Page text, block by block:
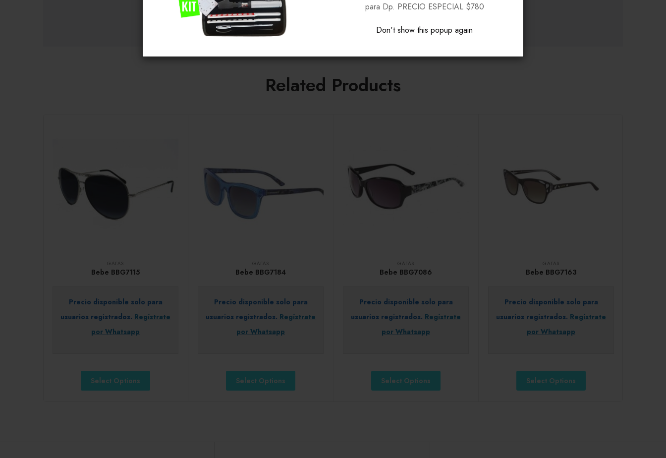
para Dp. PRECIO ESPECIAL $780
Don't show this popup again
Related Products
GAFAS
Bebe BBG7115
Precio disponible solo para
usuarios registrados. Regístrate
por Whatsapp
Select Options
GAFAS
Bebe BBG7184
Precio disponible solo para
usuarios registrados. Regístrate
por Whatsapp
Select Options
GAFAS
Bebe BBG7086
Precio disponible solo para
usuarios registrados. Regístrate
por Whatsapp
Select Options
GAFAS
Bebe BBG7163
Precio disponible solo para
usuarios registrados. Regístrate
por Whatsapp
Select Options